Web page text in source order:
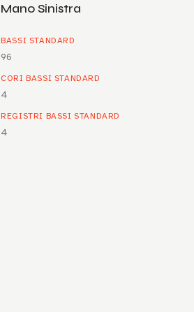
Mano Sinistra
BASSI STANDARD
96
CORI BASSI STANDARD
4
REGISTRI BASSI STANDARD
4